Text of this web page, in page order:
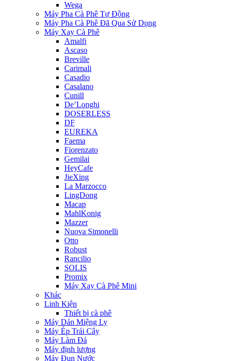
Wega
Máy Pha Cà Phê Tự Động
Máy Pha Cà Phê Đã Qua Sử Dụng
Máy Xay Cà Phê
Amalfi
Ascaso
Breville
Carimali
Casadio
Casalano
Cunill
De’Longhi
DOSERLESS
DF
EUREKA
Faema
Fiorenzato
Gemilai
HeyCafe
JieXing
La Marzocco
LingDong
Macap
MahlKonig
Mazzer
Nuova Simonelli
Otto
Robust
Rancilio
SOLIS
Promix
Máy Xay Cà Phê Mini
Khác
Linh Kiện
Thiết bị cà phê
Máy Dán Miệng Ly
Máy Ép Trái Cây
Máy Làm Đá
Máy định lượng
Máy Đun Nước